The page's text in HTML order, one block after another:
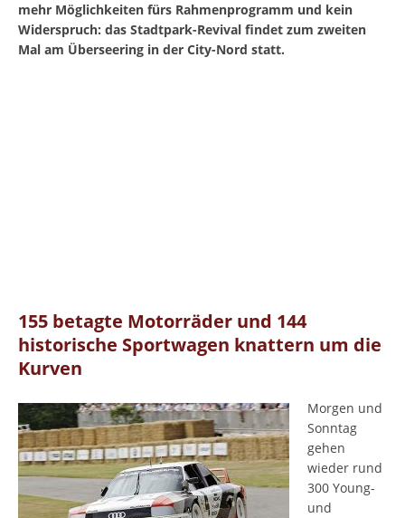
mehr Möglichkeiten fürs Rahmenprogramm und kein
Widerspruch: das Stadtpark-Revival findet zum zweiten
Mal am Überseering in der City-Nord statt.
155 betagte Motorräder und 144
historische Sportwagen knattern um die
Kurven
Morgen und
Sonntag
gehen
wieder rund
300 Young-
und